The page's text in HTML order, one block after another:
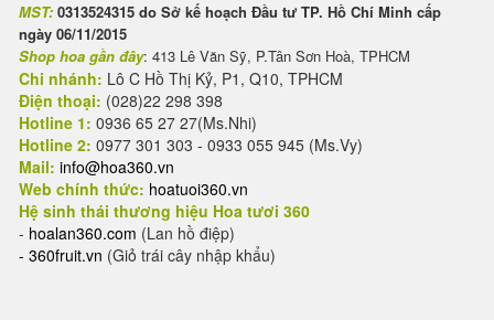
MST: 0313524315 do Sở kế hoạch Đầu tư TP. Hồ Chí Minh cấp
ngày 06/11/2015
Shop hoa gần đây: 413 Lê Văn Sỹ, P.Tân Sơn Hoà, TPHCM
Chi nhánh: Lô C Hồ Thị Kỷ, P1, Q10, TPHCM
Điện thoại: (028)22 298 398
Hotline 1: 0936 65 27 27(Ms.Nhi)
Hotline 2: 0977 301 303 - 0933 055 945 (Ms.Vy)
Mail: info@hoa360.vn
Web chính thức: hoatuoi360.vn
Hệ sinh thái thương hiệu Hoa tươi 360
- hoalan360.com (Lan hồ điệp)
- 360fruit.vn (Giỏ trái cây nhập khẩu)